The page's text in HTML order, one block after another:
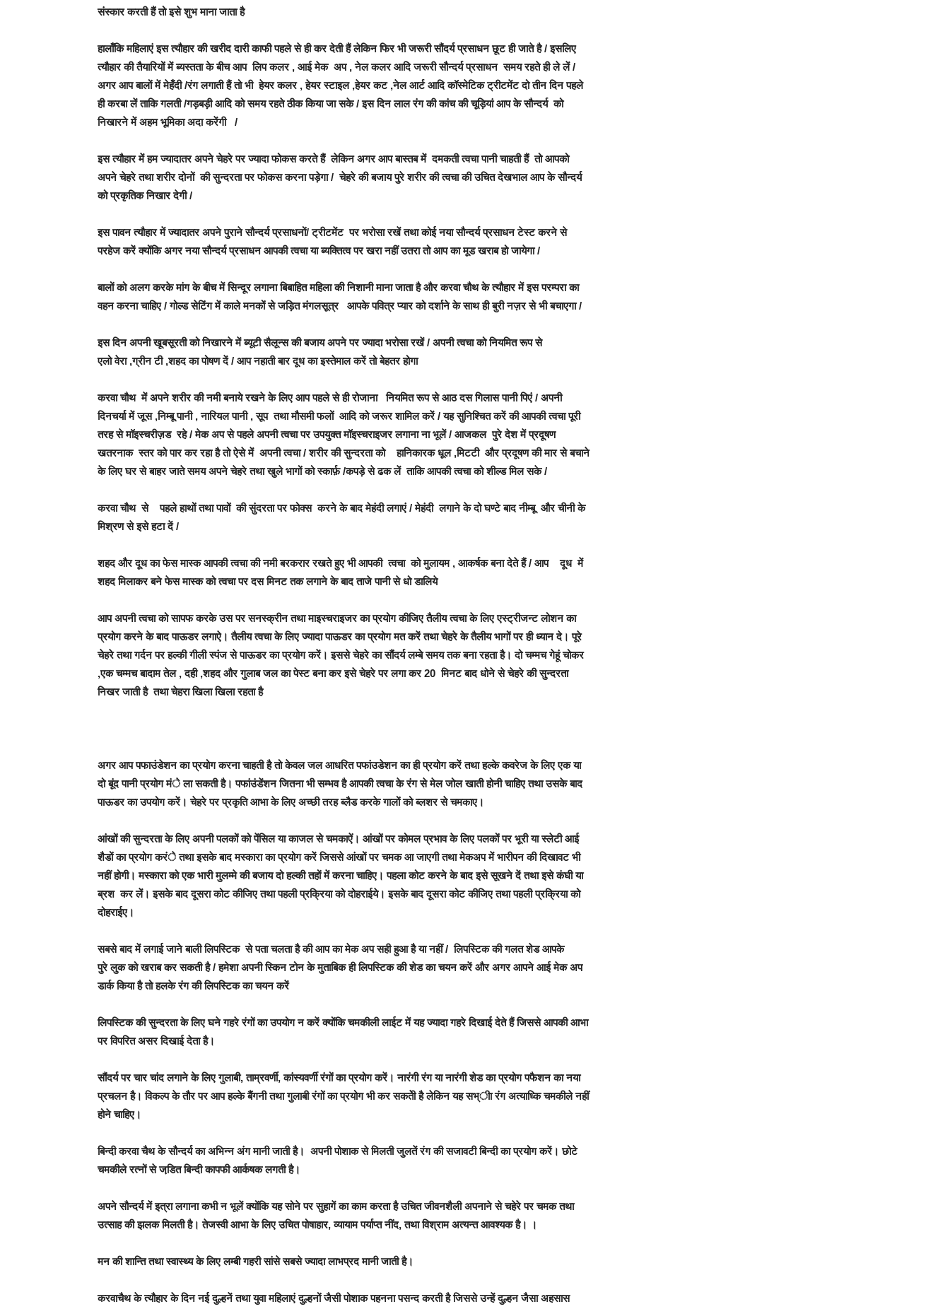
संस्कार करती हैं तो इसे शुभ माना जाता है
हालाँकि महिलाएं इस त्यौहार की खरीद दारी काफी पहले से ही कर देती हैं लेकिन फिर भी जरूरी सौंदर्य प्रसाधन छूट ही जाते है / इसलिए
त्यौहार की तैयारियों में ब्यस्तता के बीच आप लिप कलर , आई मेक अप , नेल कलर आदि जरूरी सौन्दर्य प्रसाधन समय रहते ही ले लें /
अगर आप बालों में मेहँदी /रंग लगाती हैं तो भी हेयर कलर , हेयर स्टाइल ,हेयर कट ,नेल आर्ट आदि कॉस्मेटिक ट्रीटमेंट दो तीन दिन पहले
ही करबा लें ताकि गलती /गड़बड़ी आदि को समय रहते ठीक किया जा सके / इस दिन लाल रंग की कांच की चूड़ियां आप के सौन्दर्य को
निखारने में अहम भूमिका अदा करेंगी /
इस त्यौहार में हम ज्यादातर अपने चेहरे पर ज्यादा फोकस करते हैं लेकिन अगर आप बास्तब में दमकती त्वचा पानी चाहती हैं तो आपको
अपने चेहरे तथा शरीर दोनों की सुन्दरता पर फोकस करना पड़ेगा / चेहरे की बजाय पुरे शरीर की त्वचा की उचित देखभाल आप के सौन्दर्य
को प्रकृतिक निखार देगी /
इस पावन त्यौहार में ज्यादातर अपने पुराने सौन्दर्य प्रसाधनों/ ट्रीटमेंट पर भरोसा रखें तथा कोई नया सौन्दर्य प्रसाधन टेस्ट करने से
परहेज करें क्योंकि अगर नया सौन्दर्य प्रसाधन आपकी त्वचा या ब्यक्तित्व पर खरा नहीं उतरा तो आप का मूड खराब हो जायेगा /
बालों को अलग करके मांग के बीच में सिन्दूर लगाना बिबाहित महिला की निशानी माना जाता है और करवा चौथ के त्यौहार में इस परम्परा का
वहन करना चाहिए / गोल्ड सेटिंग में काले मनकों से जड़ित मंगलसूत्र आपके पवित्र प्यार को दर्शाने के साथ ही बुरी नज़र से भी बचाएगा /
इस दिन अपनी खूबसूरती को निखारने में ब्यूटी सैलून्स की बजाय अपने पर ज्यादा भरोसा रखें / अपनी त्वचा को नियमित रूप से
एलो वेरा ,ग्रीन टी ,शहद का पोषण दें / आप नहाती बार दूध का इस्तेमाल करें तो बेहतर होगा
करवा चौथ में अपने शरीर की नमी बनाये रखने के लिए आप पहले से ही रोजाना नियमित रूप से आठ दस गिलास पानी पिएं / अपनी
दिनचर्या में जूस ,निम्बू पानी , नारियल पानी , सूप तथा मौसमी फलों आदि को जरूर शामिल करें / यह सुनिश्चित करें की आपकी त्वचा पूरी
तरह से मॉइस्चरीज़ड रहे / मेक अप से पहले अपनी त्वचा पर उपयुक्त मॉइस्चराइजर लगाना ना भूलें / आजकल पुरे देश में प्रदूषण
खतरनाक स्तर को पार कर रहा है तो ऐसे में अपनी त्वचा / शरीर की सुन्दरता को हानिकारक धूल ,मिटटी और प्रदूषण की मार से बचाने
के लिए घर से बाहर जाते समय अपने चेहरे तथा खुले भागों को स्कार्फ़ /कपड़े से ढक लें ताकि आपकी त्वचा को शील्ड मिल सके /
करवा चौथ से पहले हाथों तथा पावों की सुंदरता पर फोक्स करने के बाद मेहंदी लगाएं / मेहंदी लगाने के दो घण्टे बाद नीम्बू और चीनी के
मिश्रण से इसे हटा दें /
शहद और दूध का फेस मास्क आपकी त्वचा की नमी बरकरार रखते हुए भी आपकी त्वचा को मुलायम , आकर्षक बना देते हैं / आप दूध में
शहद मिलाकर बने फेस मास्क को त्वचा पर दस मिनट तक लगाने के बाद ताजे पानी से धो डालिये
आप अपनी त्वचा को सापफ करके उस पर सनस्क्रीन तथा माइस्चराइजर का प्रयोग कीजिए तैलीय त्वचा के लिए एस्ट्रीजन्ट लोशन का
प्रयोग करने के बाद पाऊडर लगाऐ। तैलीय त्वचा के लिए ज्यादा पाऊडर का प्रयोग मत करें तथा चेहरे के तैलीय भागों पर ही ध्यान दे। पूरे
चेहरे तथा गर्दन पर हल्की गीली स्पंज से पाऊडर का प्रयोग करें। इससे चेहरे का सौंदर्य लम्बे समय तक बना रहता है। दो चम्मच गेहूं चोकर
,एक चम्मच बादाम तेल , दही ,शहद और गुलाब जल का पेस्ट बना कर इसे चेहरे पर लगा कर 20 मिनट बाद धोने से चेहरे की सुन्दरता
निखर जाती है तथा चेहरा खिला खिला रहता है
अगर आप पफाउंडेशन का प्रयोग करना चाहती है तो केवल जल आधरित पफांउडेशन का ही प्रयोग करें तथा हल्के कवरेज के लिए एक या
दो बूंद पानी प्रयोग मंे ला सकती है। पफांउंडेंशन जितना भी सम्भव है आपकी त्वचा के रंग से मेल जोल खाती होनी चाहिए तथा उसके बाद
पाऊडर का उपयोग करें। चेहरे पर प्रकृति आभा के लिए अच्छी तरह ब्लैड करके गालों को ब्लशर से चमकाए।
आंखों की सुन्दरता के लिए अपनी पलकों को पेंसिल या काजल से चमकाऐं। आंखों पर कोमल प्रभाव के लिए पलकों पर भूरी या स्लेटी आई
शैडों का प्रयोग करंे तथा इसके बाद मस्कारा का प्रयोग करें जिससे आंखों पर चमक आ जाएगी तथा मेकअप में भारीपन की दिखावट भी
नहीं होगी। मस्कारा को एक भारी मुलम्मे की बजाय दो हल्की तहों में करना चाहिए। पहला कोट करने के बाद इसे सूखने दें तथा इसे कंघी या
ब्रश कर लें। इसके बाद दूसरा कोट कीजिए तथा पहली प्रक्रिया को दोहराईये। इसके बाद दूसरा कोट कीजिए तथा पहली प्रक्रिया को
दोहराईए।
सबसे बाद में लगाई जाने बाली लिपस्टिक से पता चलता है की आप का मेक अप सही हुआ है या नहीं / लिपस्टिक की गलत शेड आपके
पुरे लुक को खराब कर सकती है / हमेशा अपनी स्किन टोन के मुताबिक ही लिपस्टिक की शेड का चयन करें और अगर आपने आई मेक अप
डार्क किया है तो हलके रंग की लिपस्टिक का चयन करें
लिपस्टिक की सुन्दरता के लिए घने गहरे रंगों का उपयोग न करें क्योंकि चमकीली लाईट में यह ज्यादा गहरे दिखाई देते हैं जिससे आपकी आभा
पर विपरित असर दिखाई देता है।
सौंदर्य पर चार चांद लगाने के लिए गुलाबी, ताम्रवर्णी, कांस्यवर्णी रंगों का प्रयोग करें। नारंगी रंग या नारंगी शेड का प्रयोग पफैशन का नया
प्रचलन है। विकल्प के तौर पर आप हल्के बैंगनी तथा गुलाबी रंगों का प्रयोग भी कर सकतेी है लेकिन यह सभ्ीा रंग अत्याध्कि चमकीले नहीं
होने चाहिए।
बिन्दी करवा चैथ के सौन्दर्य का अभिन्न अंग मानी जाती है। अपनी पोशाक से मिलती जुलतें रंग की सजावटी बिन्दी का प्रयोग करें। छोटे
चमकीले रत्नों से जडि़त बिन्दी कापफी आर्कषक लगती है।
अपने सौन्दर्य में इत्रा लगाना कभी न भूलें क्योंकि यह सोने पर सुहागें का काम करता है उचित जीवनशैली अपनाने से चहेरे पर चमक तथा
उत्साह की झलक मिलती है। तेजस्वी आभा के लिए उचित पोषाहार, व्यायाम पर्याप्त नींद, तथा विश्राम अत्यन्त आवश्यक है। ।
मन की शान्ति तथा स्वास्थ्य के लिए लम्बी गहरी सांसे सबसे ज्यादा लाभप्रद मानी जाती है।
करवाचैथ के त्यौहार के दिन नई दुल्हनें तथा युवा महिलाएं दुल्हनों जैसी पोशाक पहनना पसन्द करती है जिससे उन्हें दुल्हन जैसा अहसास